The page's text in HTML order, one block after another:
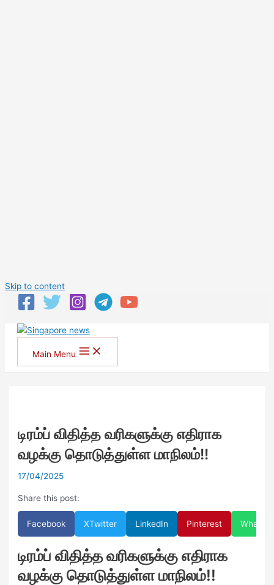
Skip to content
Main Menu
டிரம்ப் விதித்த வரிகளுக்கு எதிராக
வழக்கு தொடுத்துள்ள மாநிலம்!!
17/04/2025
Share this post:
Facebook XTwitter LinkedIn Pinterest
டிரம்ப் விதித்த வரிகளுக்கு எதிராக
வழக்கு தொடுத்துள்ள மாநிலம்!!